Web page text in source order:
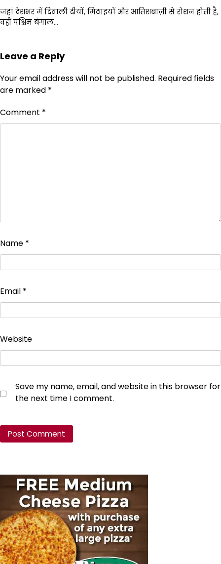
जहां देशभर में दिवाली दीयों, मिठाइयों और आतिशबाज़ी से रोशन होती है,
वहीं पश्चिम बंगाल…
Leave a Reply
Your email address will not be published. Required fields
are marked *
Comment *
Name *
Email *
Website
Save my name, email, and website in this browser for
the next time I comment.